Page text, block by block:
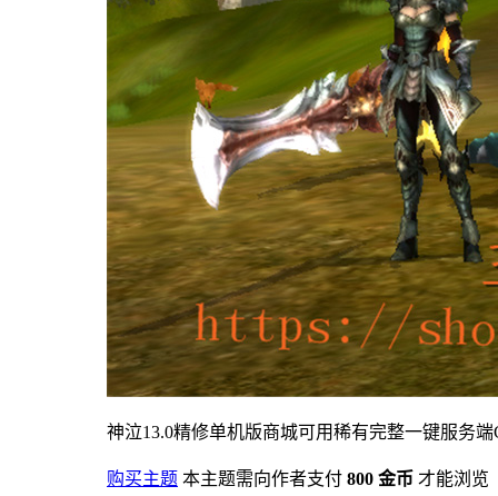
神泣13.0精修单机版商城可用稀有完整一键服务
购买主题 本主题需向作者支付 800 金币 才能浏览